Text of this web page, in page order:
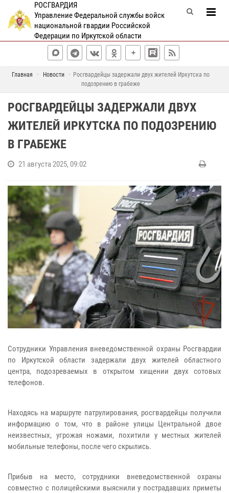
РОСГВАРДИЯ
Управление Федеральной службы войск
национальной гвардии Российской
Федерации по Иркутской области
Главная Новости
Росгвардейцы задержали двух жителей Иркутска по
подозрению в грабеже
РОСГВАРДЕЙЦЫ ЗАДЕРЖАЛИ ДВУХ
ЖИТЕЛЕЙ ИРКУТСКА ПО ПОДОЗРЕНИЮ
В ГРАБЕЖЕ
21 августа 2025, 09:02
Сотрудники Управления вневедомственной охраны Росгвардии
по Иркутской области задержали двух жителей областного
центра, подозреваемых в открытом хищении двух сотовых
телефонов.
Находясь на маршруте патрулирования, росгвардейцы получили
информацию о том, что в районе улицы Центральной двое
неизвестных, угрожая ножами, похитили у местных жителей
мобильные телефоны, после чего скрылись.
Прибыв на место, сотрудники вневедомственной охраны
совместно с полицейскими выяснили у пострадавших приметы